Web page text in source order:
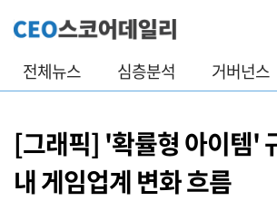
전체뉴스 심층분석 거버넌스
[그래픽] '확률형 아이템'
내 게임업계 변화 흐름